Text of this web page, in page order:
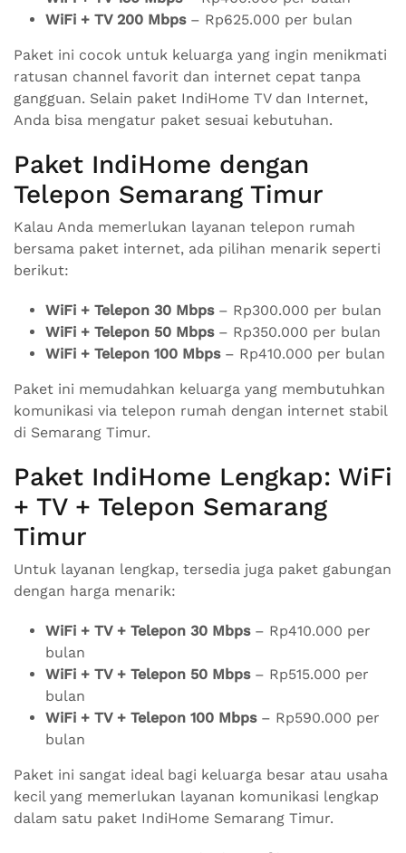
WiFi + TV 200 Mbps– Rp625.000 per bulan
Paket ini cocok untuk keluarga yang ingin menikmati
ratusan channel favorit dan internet cepat tanpa
gangguan. Selain paket IndiHome TV dan Internet,
Anda bisa mengatur paket sesuai kebutuhan.
Paket IndiHome dengan
Telepon Semarang Timur
Kalau Anda memerlukan layanan telepon rumah
bersama paket internet, ada pilihan menarik seperti
berikut:
WiFi + Telepon 30 Mbps– Rp300.000 per bulan
WiFi + Telepon 50 Mbps– Rp350.000 per bulan
WiFi + Telepon 100 Mbps– Rp410.000 per bulan
Paket ini memudahkan keluarga yang membutuhkan
komunikasi via telepon rumah dengan internet stabil
di Semarang Timur.
Paket IndiHome Lengkap: WiFi
+ TV + Telepon Semarang
Timur
Untuk layanan lengkap, tersedia juga paket gabungan
dengan harga menarik:
WiFi + TV + Telepon 30 Mbps– Rp410.000 per
bulan
WiFi + TV + Telepon 50 Mbps– Rp515.000 per
bulan
WiFi + TV + Telepon 100 Mbps– Rp590.000 per
bulan
Paket ini sangat ideal bagi keluarga besar atau usaha
kecil yang memerlukan layanan komunikasi lengkap
dalam satu paket IndiHome Semarang Timur.